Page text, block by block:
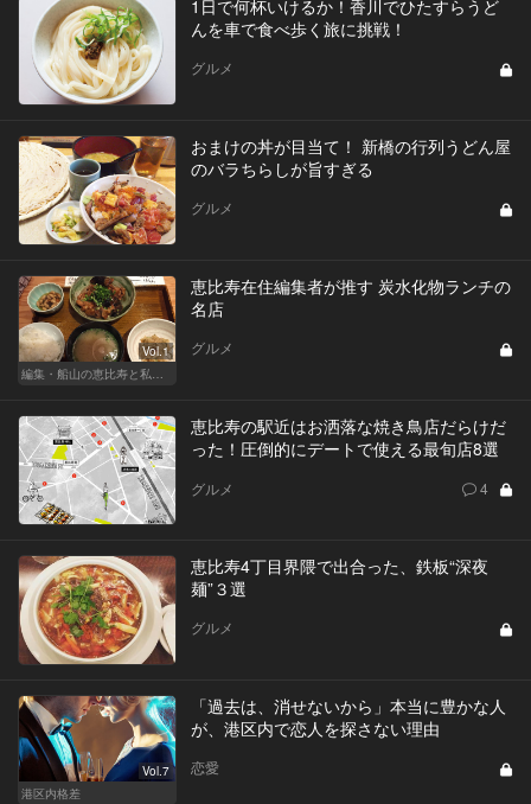
1日で何杯いけるか！香川でひたすらうど
んを車で食べ歩く旅に挑戦！
グルメ
おまけの丼が目当て！ 新橋の行列うどん屋
のバラちらしが旨すぎる
グルメ
Vol.1
編集・船山の恵比寿と私、ときどきルノアール
恵比寿在住編集者が推す 炭水化物ランチの
名店
グルメ
恵比寿の駅近はお洒落な焼き鳥店だらけだ
った！圧倒的にデートで使える最旬店8選
グルメ 4
恵比寿4丁目界隈で出合った、鉄板“深夜
麺”３選
グルメ
Vol.7
港区内格差
「過去は、消せないから」本当に豊かな人
が、港区内で恋人を探さない理由
恋愛